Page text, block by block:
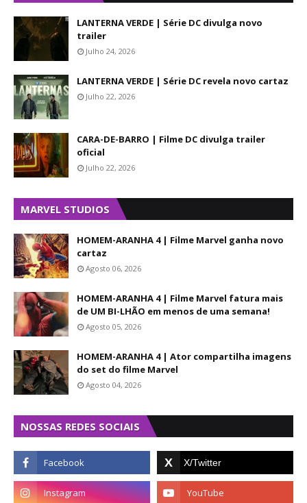
LANTERNA VERDE | Série DC divulga novo
trailer
Julho 24, 2026
LANTERNA VERDE | Série DC revela novo cartaz
Julho 22, 2026
CARA-DE-BARRO | Filme DC divulga trailer
oficial
Julho 22, 2026
MARVEL STUDIOS
HOMEM-ARANHA 4 | Filme Marvel ganha novo
cartaz
Agosto 06, 2026
HOMEM-ARANHA 4 | Filme Marvel fatura mais
de UM BI-LHÃO em menos de uma semana!
Agosto 05, 2026
HOMEM-ARANHA 4 | Ator compartilha imagens
do set do filme Marvel
Agosto 04, 2026
NOSSAS REDES SOCIAIS